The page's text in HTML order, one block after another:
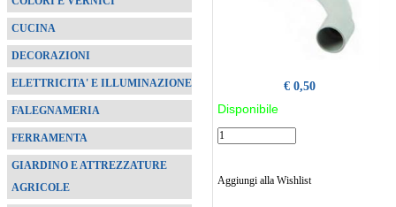
CUCINA
DECORAZIONI
ELETTRICITA' E ILLUMINAZIONE
FALEGNAMERIA
FERRAMENTA
GIARDINO E ATTREZZATURE
AGRICOLE
€ 0,50
Disponibile
Aggiungi alla Wishlist